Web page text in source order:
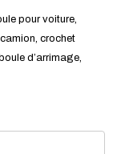
pour voiture,
crochet
d’arrimage,